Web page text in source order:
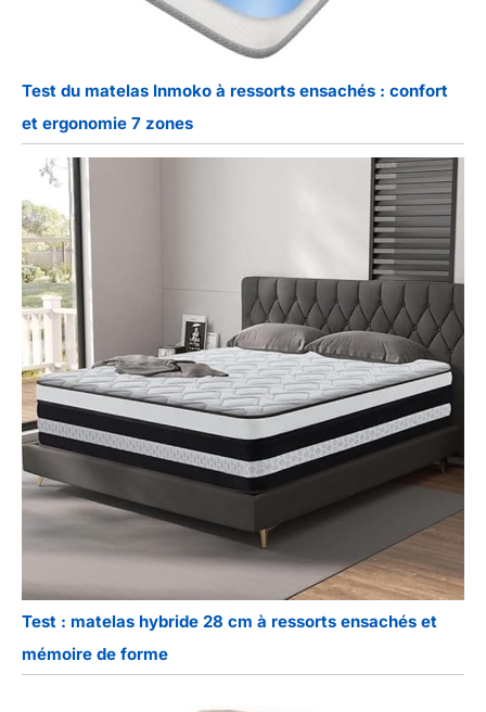
Test du matelas Inmoko à ressorts ensachés : confort
et ergonomie 7 zones
Test : matelas hybride 28 cm à ressorts ensachés et
mémoire de forme